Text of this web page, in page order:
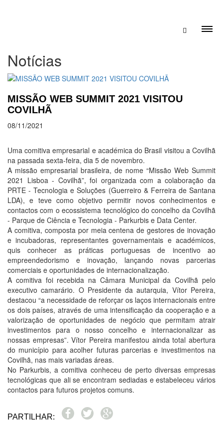
Notícias
MISSÃO WEB SUMMIT 2021 VISITOU
COVILHÃ
08/11/2021
Uma comitiva empresarial e académica do Brasil visitou a Covilhã
na passada sexta-feira, dia 5 de novembro.
A missão empresarial brasileira, de nome “Missão Web Summit
2021 Lisboa - Covilhã”, foi organizada com a colaboração da
PRTE - Tecnologia e Soluções (Guerreiro & Ferreira de Santana
LDA), e teve como objetivo permitir novos conhecimentos e
contactos com o ecossistema tecnológico do concelho da Covilhã
- Parque de Ciência e Tecnologia - Parkurbis e Data Center.
A comitiva, composta por meia centena de gestores de inovação
e incubadoras, representantes governamentais e académicos,
quis conhecer as práticas portuguesas de incentivo ao
empreendedorismo e inovação, lançando novas parcerias
comerciais e oportunidades de internacionalização.
A comitiva foi recebida na Câmara Municipal da Covilhã pelo
executivo camarário. O Presidente da autarquia, Vítor Pereira,
destacou “a necessidade de reforçar os laços internacionais entre
os dois países, através de uma intensificação da cooperação e a
valorização de oportunidades de negócio que permitam atrair
investimentos para o nosso concelho e internacionalizar as
nossas empresas”. Vítor Pereira manifestou ainda total abertura
do município para acolher futuras parcerias e investimentos na
Covilhã, nas mais variadas áreas.
No Parkurbis, a comitiva conheceu de perto diversas empresas
tecnológicas que ali se encontram sediadas e estabeleceu vários
contactos para futuros projetos comuns.
PARTILHAR: